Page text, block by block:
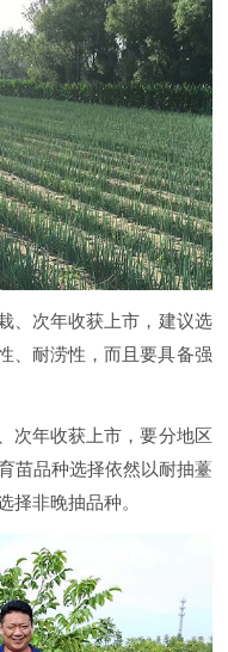
、次年收获上市，建议选
、耐涝性，而且要具备强
次年收获上市，要分地区
苗品种选择依然以耐抽薹
择非晚抽品种。